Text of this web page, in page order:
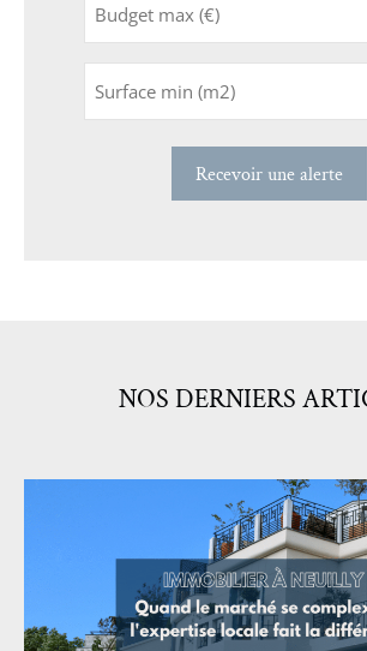
max
(€)
min
(m2)
NOS DERNIERS